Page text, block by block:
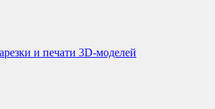
и печати 3D-моделей